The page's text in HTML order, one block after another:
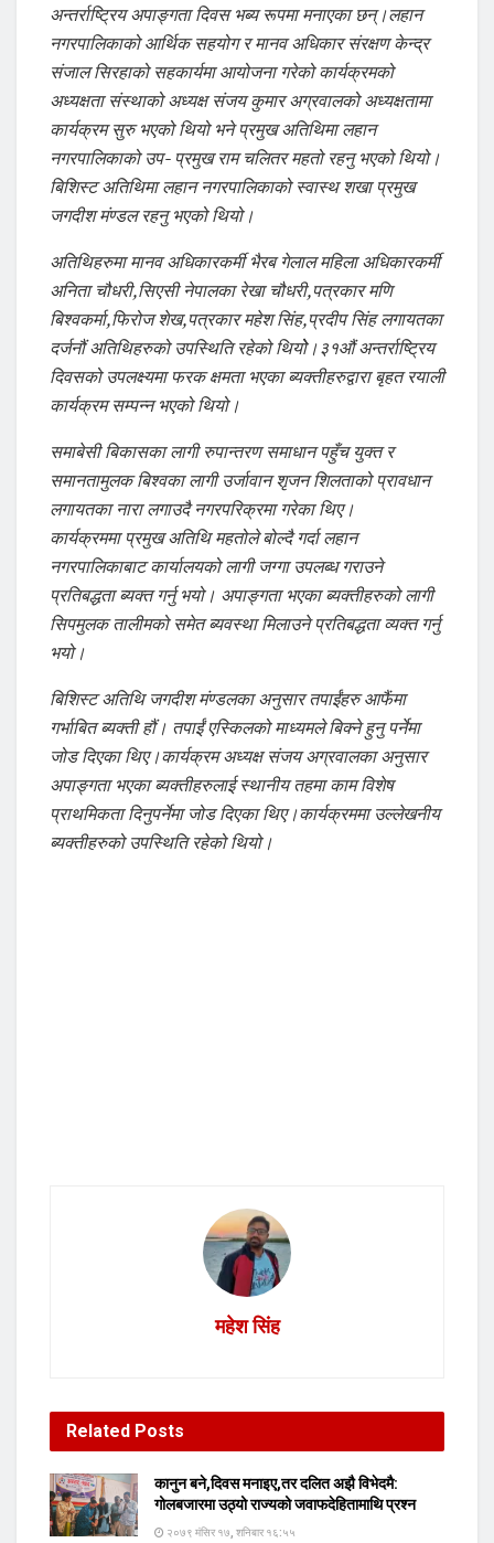
अन्तर्राष्ट्रिय अपाङ्गता दिवस भब्य रूपमा मनाएका छन्।लहान
नगरपालिकाको आर्थिक सहयोग र मानव अधिकार संरक्षण केन्द्र
संजाल सिरहाको सहकार्यमा आयोजना गरेको कार्यक्रमको
अध्यक्षता संस्थाको अध्यक्ष संजय कुमार अग्रवालको अध्यक्षतामा
कार्यक्रम सुरु भएको थियो भने प्रमुख अतिथिमा लहान
नगरपालिकाको उप- प्रमुख राम चलितर महतो रहनु भएको थियो।
बिशिस्ट अतिथिमा लहान नगरपालिकाको स्वास्थ शखा प्रमुख
जगदीश मंण्डल रहनु भएको थियो।
अतिथिहरुमा मानव अधिकारकर्मी भैरब गेलाल महिला अधिकारकर्मी
अनिता चौधरी,सिएसी नेपालका रेखा चौधरी,पत्रकार मणि
बिश्वकर्मा,फिरोज शेख,पत्रकार महेश सिंह,प्रदीप सिंह लगायतका
दर्जनौं अतिथिहरुको उपस्थिति रहेको थियोे।३१औं अन्तर्राष्ट्रिय
दिवसको उपलक्ष्यमा फरक क्षमता भएका ब्यक्तीहरुद्वारा बृहत रयाली
कार्यक्रम सम्पन्न भएको थियो।
समाबेसी बिकासका लागी रुपान्तरण समाधान पहुँच युक्त र
समानतामुलक बिश्वका लागी उर्जावान शृजन शिलताको प्रावधान
लगायतका नारा लगाउदै नगरपरिक्रमा गरेका थिए।
कार्यक्रममा प्रमुख अतिथि महतोले बोल्दै गर्दा लहान
नगरपालिकाबाट कार्यालयको लागी जग्गा उपलब्ध गराउने
प्रतिबद्धता ब्यक्त गर्नु भयो। अपाङ्गता भएका ब्यक्तीहरुको लागी
सिपमुलक तालीमको समेत ब्यवस्था मिलाउने प्रतिबद्धता व्यक्त गर्नु
भयो।
बिशिस्ट अतिथि जगदीश मंण्डलका अनुसार तपाईंहरु आफैंमा
गर्भाबित ब्यक्ती हौं। तपाईं एस्किलको माध्यमले बिक्ने हुनु पर्नेमा
जोड दिएका थिए।कार्यक्रम अध्यक्ष संजय अग्रवालका अनुसार
अपाङ्गता भएका ब्यक्तीहरुलाई स्थानीय तहमा काम विशेष
प्राथमिकता दिनुपर्नेमा जोड दिएका थिए।कार्यक्रममा उल्लेखनीय
ब्यक्तीहरुको उपस्थिति रहेको थियो।
महेश सिंह
Related Posts
कानुन बने,दिवस मनाइए,तर दलित अझै विभेदमै:
गोलबजारमा उठ्यो राज्यको जवाफदेहितामाथि प्रश्न
२०७९ मंसिर १७, शनिबार १६:५५